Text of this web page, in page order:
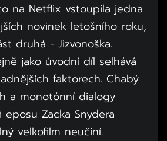
na Netflix vstoupila jedna
novinek letošního roku,
druhá - Jizvonoška.
jako úvodní díl selhává
faktorech. Chabý
a monotónní dialogy
Zacka Snydera
velkofilm neučiní.